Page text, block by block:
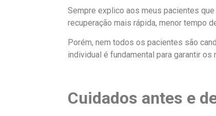
Sempre explico aos meus pacientes
recuperação mais rápida, menor tempo
Porém, nem todos os pacientes são
individual é fundamental para garantir
Cuidados antes e